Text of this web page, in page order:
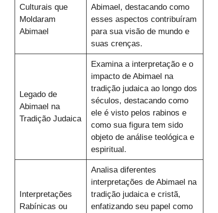
Culturais que
Moldaram
Abimael
Abimael, destacando como
esses aspectos contribuíram
para sua visão de mundo e
suas crenças.
Legado de
Abimael na
Tradição Judaica
Examina a interpretação e o
impacto de Abimael na
tradição judaica ao longo dos
séculos, destacando como
ele é visto pelos rabinos e
como sua figura tem sido
objeto de análise teológica e
espiritual.
Interpretações
Rabínicas ou
Analisa diferentes
interpretações de Abimael na
tradição judaica e cristã,
enfatizando seu papel como